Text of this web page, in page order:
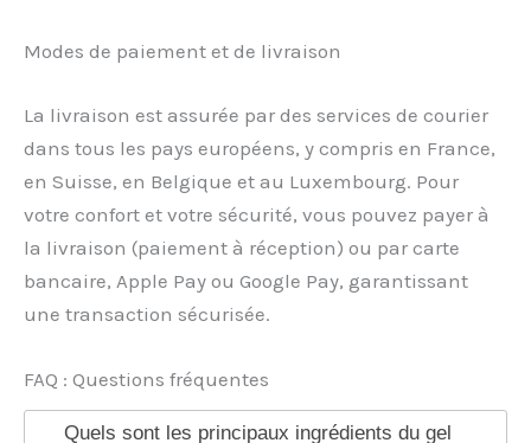
Modes de paiement et de livraison
La livraison est assurée par des services de courier
dans tous les pays européens, y compris en France,
en Suisse, en Belgique et au Luxembourg. Pour
votre confort et votre sécurité, vous pouvez payer à
la livraison (paiement à réception) ou par carte
bancaire, Apple Pay ou Google Pay, garantissant
une transaction sécurisée.
FAQ : Questions fréquentes
Quels sont les principaux ingrédients du gel